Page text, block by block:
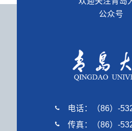
公众号
电话：（86）-
传真：（86）-